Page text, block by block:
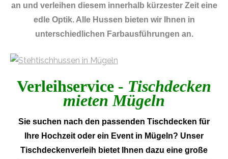
an und verleihen diesem innerhalb kürzester Zeit eine
edle Optik. Alle Hussen bieten wir Ihnen in
unterschiedlichen Farbausführungen an.
Verleihservice - Tischdecken
mieten Mügeln
Sie suchen nach den passenden Tischdecken für
Ihre Hochzeit oder ein Event in Mügeln? Unser
Tischdeckenverleih bietet Ihnen dazu eine große